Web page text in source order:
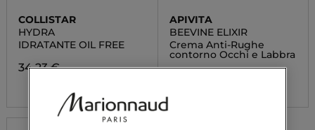
COLLISTAR
HYDRA
IDRATANTE OIL FREE
34,23 €
APIVITA
BEEVINE ELIXIR
Crema Anti-Rughe
contorno Occhi e Labbra